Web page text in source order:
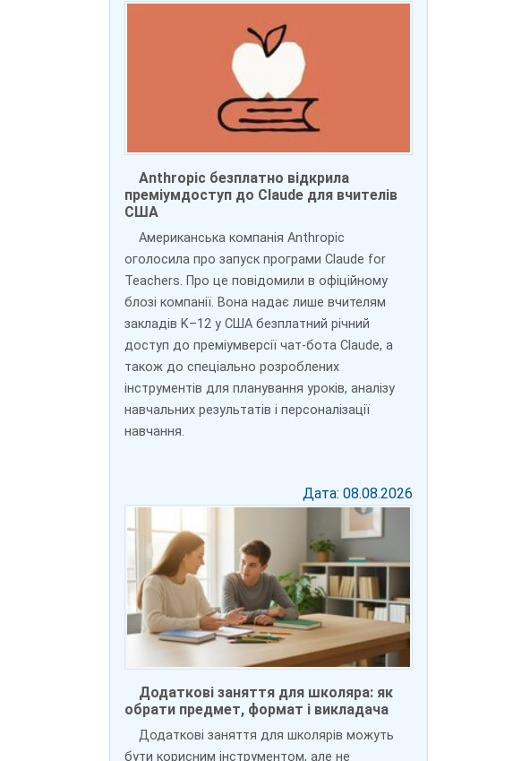
Anthropic безплатно відкрила
преміумдоступ до Claude для вчителів
США
Американська компанія Anthropic
оголосила про запуск програми Claude for
Teachers. Про це повідомили в офіційному
блозі компанії. Вона надає лише вчителям
закладів K–12 у США безплатний річний
доступ до преміумверсії чат-бота Claude, а
також до спеціально розроблених
інструментів для планування уроків, аналізу
навчальних результатів і персоналізації
навчання.
Дата: 08.08.2026
Додаткові заняття для школяра: як
обрати предмет, формат і викладача
Додаткові заняття для школярів можуть
бути корисним інструментом, але не